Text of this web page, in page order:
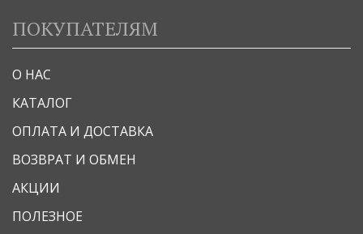
ПОКУПАТЕЛЯМ
О НАС
КАТАЛОГ
ОПЛАТА И ДОСТАВКА
ВОЗВРАТ И ОБМЕН
АКЦИИ
ПОЛЕЗНОЕ